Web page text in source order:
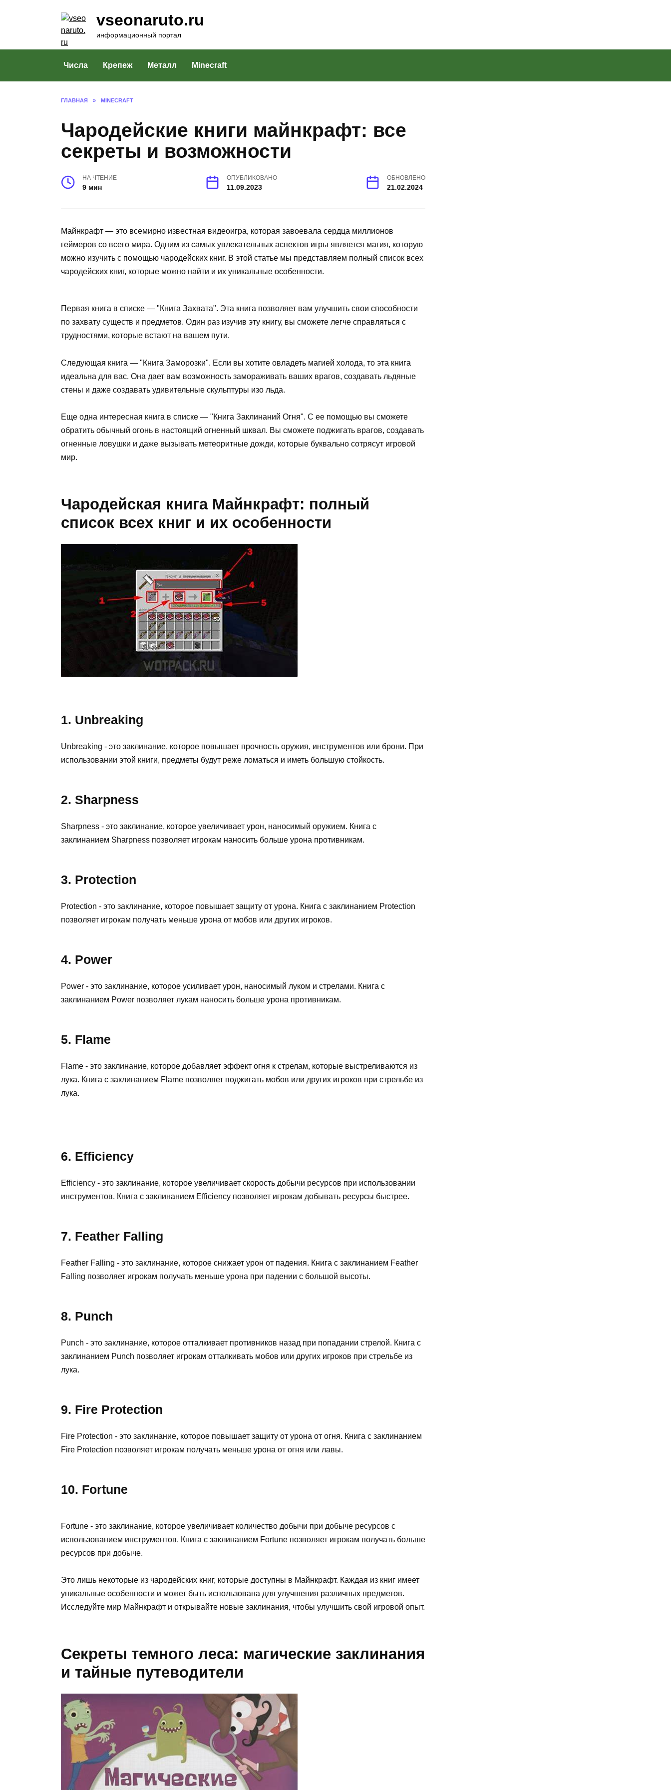
vseonaruto.ru
информационный портал
Числа Крепеж Металл Minecraft
ГЛАВНАЯ » MINECRAFT
Чародейские книги майнкрафт: все
секреты и возможности
НА ЧТЕНИЕ
9 мин
ОПУБЛИКОВАНО
11.09.2023
ОБНОВЛЕНО
21.02.2024
Майнкрафт — это всемирно известная видеоигра, которая завоевала сердца миллионов
геймеров со всего мира. Одним из самых увлекательных аспектов игры является магия, которую
можно изучить с помощью чародейских книг. В этой статье мы представляем полный список всех
чародейских книг, которые можно найти и их уникальные особенности.
Первая книга в списке — "Книга Захвата". Эта книга позволяет вам улучшить свои способности
по захвату существ и предметов. Один раз изучив эту книгу, вы сможете легче справляться с
трудностями, которые встают на вашем пути.
Следующая книга — "Книга Заморозки". Если вы хотите овладеть магией холода, то эта книга
идеальна для вас. Она дает вам возможность замораживать ваших врагов, создавать льдяные
стены и даже создавать удивительные скульптуры изо льда.
Еще одна интересная книга в списке — "Книга Заклинаний Огня". С ее помощью вы сможете
обратить обычный огонь в настоящий огненный шквал. Вы сможете поджигать врагов, создавать
огненные ловушки и даже вызывать метеоритные дожди, которые буквально сотрясут игровой
мир.
Чародейская книга Майнкрафт: полный
список всех книг и их особенности
1. Unbreaking
Unbreaking - это заклинание, которое повышает прочность оружия, инструментов или брони. При
использовании этой книги, предметы будут реже ломаться и иметь большую стойкость.
2. Sharpness
Sharpness - это заклинание, которое увеличивает урон, наносимый оружием. Книга с
заклинанием Sharpness позволяет игрокам наносить больше урона противникам.
3. Protection
Protection - это заклинание, которое повышает защиту от урона. Книга с заклинанием Protection
позволяет игрокам получать меньше урона от мобов или других игроков.
4. Power
Power - это заклинание, которое усиливает урон, наносимый луком и стрелами. Книга с
заклинанием Power позволяет лукам наносить больше урона противникам.
5. Flame
Flame - это заклинание, которое добавляет эффект огня к стрелам, которые выстреливаются из
лука. Книга с заклинанием Flame позволяет поджигать мобов или других игроков при стрельбе из
лука.
6. Efficiency
Efficiency - это заклинание, которое увеличивает скорость добычи ресурсов при использовании
инструментов. Книга с заклинанием Efficiency позволяет игрокам добывать ресурсы быстрее.
7. Feather Falling
Feather Falling - это заклинание, которое снижает урон от падения. Книга с заклинанием Feather
Falling позволяет игрокам получать меньше урона при падении с большой высоты.
8. Punch
Punch - это заклинание, которое отталкивает противников назад при попадании стрелой. Книга с
заклинанием Punch позволяет игрокам отталкивать мобов или других игроков при стрельбе из
лука.
9. Fire Protection
Fire Protection - это заклинание, которое повышает защиту от урона от огня. Книга с заклинанием
Fire Protection позволяет игрокам получать меньше урона от огня или лавы.
10. Fortune
Fortune - это заклинание, которое увеличивает количество добычи при добыче ресурсов с
использованием инструментов. Книга с заклинанием Fortune позволяет игрокам получать больше
ресурсов при добыче.
Это лишь некоторые из чародейских книг, которые доступны в Майнкрафт. Каждая из книг имеет
уникальные особенности и может быть использована для улучшения различных предметов.
Исследуйте мир Майнкрафт и открывайте новые заклинания, чтобы улучшить свой игровой опыт.
Секреты темного леса: магические заклинания
и тайные путеводители